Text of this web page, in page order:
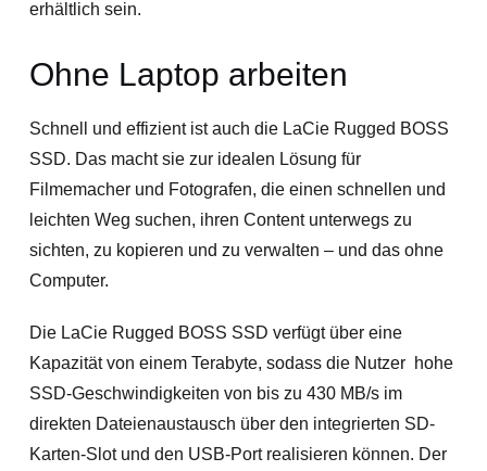
erhältlich sein.
Ohne Laptop arbeiten
Schnell und effizient ist auch die LaCie Rugged BOSS
SSD. Das macht sie zur idealen Lösung für
Filmemacher und Fotografen, die einen schnellen und
leichten Weg suchen, ihren Content unterwegs zu
sichten, zu kopieren und zu verwalten – und das ohne
Computer.
Die LaCie Rugged BOSS SSD verfügt über eine
Kapazität von einem Terabyte, sodass die Nutzer hohe
SSD-Geschwindigkeiten von bis zu 430 MB/s im
direkten Dateienaustausch über den integrierten SD-
Karten-Slot und den USB-Port realisieren können. Der